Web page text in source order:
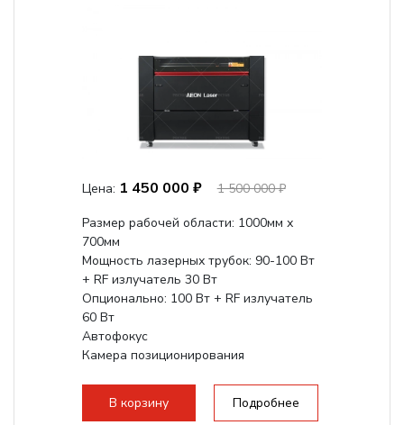
Цена: 1 450 000 ₽
1 500 000 ₽
Размер рабочей области: 1000мм х
700мм
Мощность лазерных трубок: 90-100 Вт
+ RF излучатель 30 Вт
Опционально: 100 Вт + RF излучатель
60 Вт
Автофокус
Камера позиционирования
2000 мм/с...
В корзину Подробнее